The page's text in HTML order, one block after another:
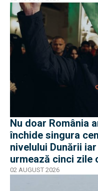
Nu doar România
închide singura
nivelului Dunării
urmează cinci zile
02 AUGUST 2026